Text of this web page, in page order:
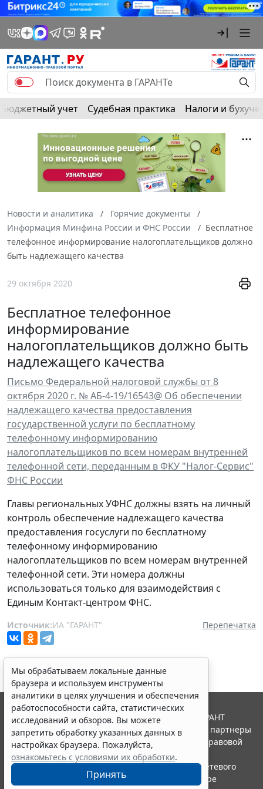
Бюджетный учет Судебная практика Налоги и
Новости и аналитика
Горячие документы
Информация Минфина России и ФНС России
Бесплатное
телефонное информирование налогоплательщиков должно
быть надлежащего качества
29 октября 2020
Бесплатное телефонное
информирование
налогоплательщиков должно быть
надлежащего качества
Письмо Федеральной налоговой службы от 8
октября 2020 г. № АБ-4-19/16543@ Об обеспечении
надлежащего качества предоставления
государственной услуги по бесплатному
телефонному информированию
налогоплательщиков по всем номерам внутренней
телефонной сети, переданным в ФКУ "Налог-Сервис"
ФНС России
Главы региональных УФНС должны взять на личный
контроль обеспечение надлежащего качества
предоставления госуслуги по бесплатному
телефонному информированию
налогоплательщиков по всем номерам внутренней
телефонной сети. Эти номера должны
использоваться только для взаимодействия с
Единым Контакт-центром ФНС.
Источник:ИА "ГАРАНТ" Перепечатка
Мы обрабатываем локальные данные
браузера и используем инструменты
аналитики в целях улучшения и обеспечения
работоспособности сайта, статистических
исследований и обзоров. Вы можете
запретить обработку указанных данных в
настройках браузера. Пожалуйста,
ознакомьтесь с условиями их обработки.
Принять
© ООО "НПП "ГАРАНТ-СЕРВИС", 2026. Система ГАРАНТ
выпускается с 1990 года. Компания "Гарант" и ее партнеры
являются участниками Российской ассоциации правовой
информации ГАРАНТ.
Портал ГАРАНТ.РУ зарегистрирован в качестве сетевого
издания Федеральной службой по надзору в сфере